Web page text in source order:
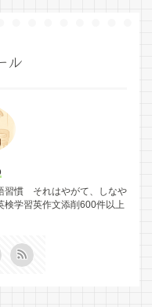
ル
習慣 それはやがて、しなや
検学習英作文添削600件以上